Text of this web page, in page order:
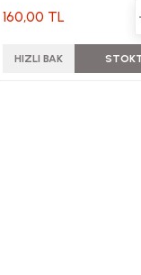
160,00 TL
HIZLI BAK